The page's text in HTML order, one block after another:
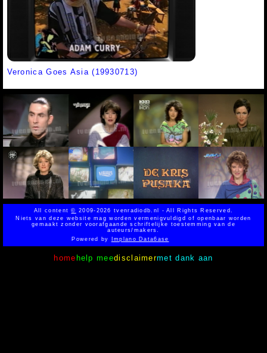
Veronica Goes Asia (19930713)
All content© 2009-2026 tvenradiodb.nl - All Rights Reserved.
Niets van deze website mag worden vermenigvuldigd of openbaar worden
gemaakt zonder voorafgaande schriftelijke toestemming van de
auteurs/makers.
Powered byImplano Data6ase
home help meedisclaimermet dank aan